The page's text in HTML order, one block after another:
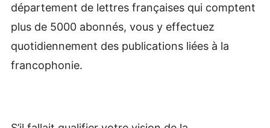
département de lettres françaises qui comptent
plus de 5000 abonnés, vous y effectuez
quotidiennement des publications liées à la
francophonie.